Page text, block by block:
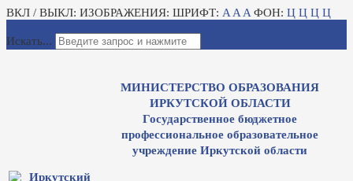
ВКЛ / ВЫКЛ: ИЗОБРАЖЕНИЯ: ШРИФТ: A A A ФОН: Ц Ц Ц Ц
Искать...
МИНИСТЕРСТВО ОБРАЗОВАНИЯ
ИРКУТСКОЙ ОБЛАСТИ
Государственное бюджетное
профессиональное образовательное
учреждение Иркутской области